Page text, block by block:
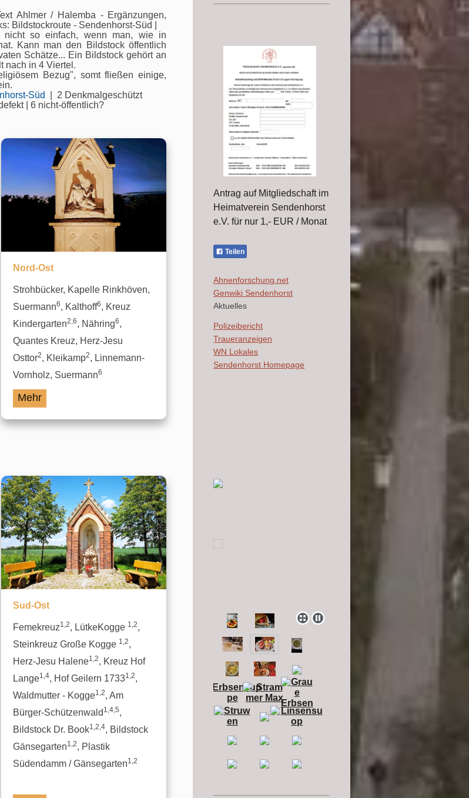
Ahlmer / Halemba - Ergänzungen,
Bildstockroute - Sendenhorst-Süd |
nicht so einfach, wenn man, wie in
Kann man den Bildstock öffentlich
Schätze... Ein Bildstock gehört an
nach in 4 Viertel.
Bezug", somt fließen einige,
Süd
| 2 Denkmalgeschützt
| 6 nicht-öffentlich?
Nord-Ost
Strohbücker, Kapelle Rinkhöven,
Suermann6, Kalthoff6, Kreuz
Kindergarten2,6, Nähring6,
Quantes Kreuz, Herz-Jesu
Osttor2, Kleikamp2, Linnemann-
Vornholz, Suermann6
Mehr
Sud-Ost
Femekreuz1,2, LütkeKogge 1,2,
Steinkreuz Große Kogge 1,2,
Herz-Jesu Halene1,2, Kreuz Hof
Lange1,4, Hof Geilern 17331,2,
Waldmutter - Kogge1,2, Am
Bürger-Schützenwald 1,4,5,
Bildstock Dr. Book1,2,4, Bildstock
Gänsegarten1,2, Plastik
Südendamm / Gänsegarten1,2
Antrag auf Mitgliedschaft im
Heimatverein Sendenhorst
e.V. für nur 1,- EUR / Monat
Teilen
Ahnenforschung.net
Genwiki Sendenhorst
Aktuelles
Polizeibericht
Traueranzeigen
WN Lokales
Sendenhorst Homepage